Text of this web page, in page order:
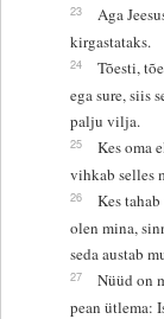
23
Aga
kirgastataks.
24
Tõesti,
ega sure, siis
palju vilja.
25
Kes oma
vihkab selles
26
Kes
olen mina,
seda austab
27
Nüüd on
pean ütlema: